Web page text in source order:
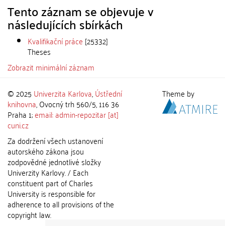
Tento záznam se objevuje v
následujících sbírkách
Kvalifikační práce [25332]
Theses
Zobrazit minimální záznam
© 2025 Univerzita Karlova,Ústřední
knihovna, Ovocný trh 560/5, 116 36
Praha 1;email: admin-repozitar [at]
cuni.cz
Za dodržení všech ustanovení
autorského zákona jsou
zodpovědné jednotlivé složky
Univerzity Karlovy. / Each
constituent part of Charles
University is responsible for
adherence to all provisions of the
copyright law.
Theme by